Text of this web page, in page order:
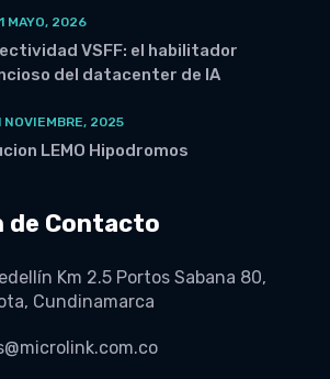
MAYO, 2026
VSFF: el habilitador
del datacenter de IA
NOVIEMBRE, 2025
LEMO Hipodromos
de Contacto
Km 2.5 Portos Sabana 80,
Cundinamarca